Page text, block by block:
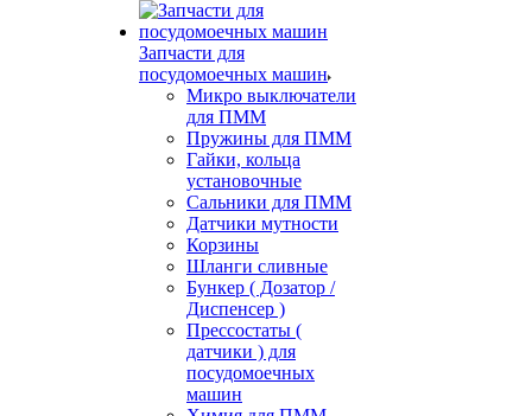
Запчасти для
посудомоечных машин
Микро выключатели
для ПММ
Пружины для ПММ
Гайки, кольца
установочные
Сальники для ПММ
Датчики мутности
Корзины
Шланги сливные
Бункер ( Дозатор /
Диспенсер )
Прессостаты (
датчики ) для
посудомоечных
машин